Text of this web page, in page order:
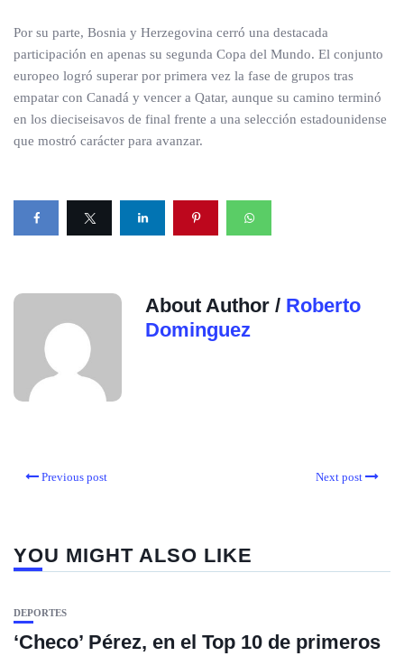
Por su parte, Bosnia y Herzegovina cerró una destacada
participación en apenas su segunda Copa del Mundo. El conjunto
europeo logró superar por primera vez la fase de grupos tras
empatar con Canadá y vencer a Qatar, aunque su camino terminó
en los dieciseisavos de final frente a una selección estadounidense
que mostró carácter para avanzar.
About Author / Roberto
Dominguez
Previous post Next post
YOU MIGHT ALSO LIKE
DEPORTES
‘Checo’ Pérez, en el Top 10 de primeros